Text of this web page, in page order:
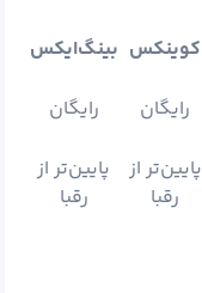
کوینکس بینگ‌ایکس
رایگان
رایگان
پایین‌تر از
رقبا
پایین‌تر از
رقبا